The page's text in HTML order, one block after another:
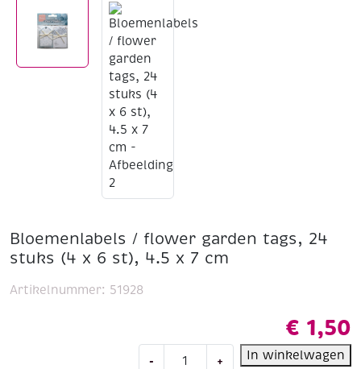
Bloemenlabels / flower garden tags, 24
stuks (4 x 6 st), 4.5 x 7 cm
€ 1,50
- + In winkelwagen
Artikelnummer: 51928